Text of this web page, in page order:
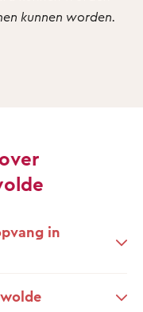
kunnen worden.
in